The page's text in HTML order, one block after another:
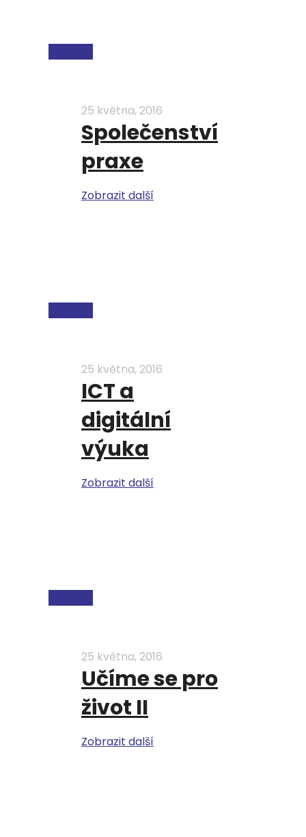
25 května, 2016
Společenství
praxe
Zobrazit další
25 května, 2016
ICT a
digitální
výuka
Zobrazit další
25 května, 2016
Učíme se pro
život II
Zobrazit další